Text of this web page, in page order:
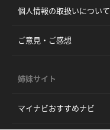
個人情報の取扱いについて
ご意見・ご感想
姉妹サイト
マイナビおすすめナビ